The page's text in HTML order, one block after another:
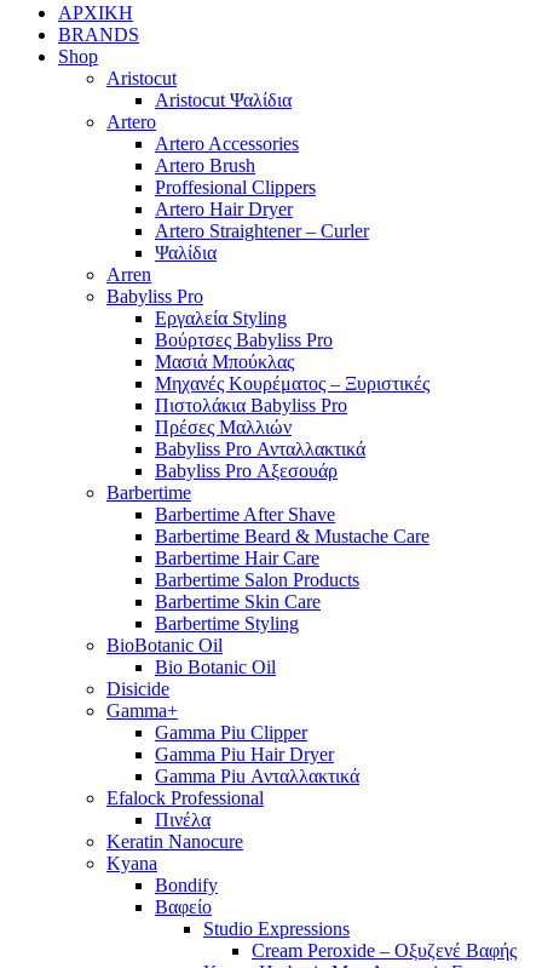
ΑΡΧΙΚΗ
BRANDS
Shop
Aristocut
Aristocut Ψαλίδια
Artero
Artero Accessories
Artero Brush
Proffesional Clippers
Artero Hair Dryer
Artero Straightener – Curler
Ψαλίδια
Arren
Babyliss Pro
Εργαλεία Styling
Βούρτσες Babyliss Pro
Μασιά Μπούκλας
Μηχανές Κουρέματος – Ξυριστικές
Πιστολάκια Babyliss Pro
Πρέσες Μαλλιών
Babyliss Pro Ανταλλακτικά
Babyliss Pro Αξεσουάρ
Barbertime
Barbertime After Shave
Barbertime Beard & Mustache Care
Barbertime Hair Care
Barbertime Salon Products
Barbertime Skin Care
Barbertime Styling
BioBotanic Oil
Bio Botanic Oil
Disicide
Gamma+
Gamma Piu Clipper
Gamma Piu Hair Dryer
Gamma Piu Ανταλλακτικά
Efalock Professional
Πινέλα
Keratin Nanocure
Kyana
Bondify
Βαφείο
Studio Expressions
Cream Peroxide – Οξυζενέ Βαφής